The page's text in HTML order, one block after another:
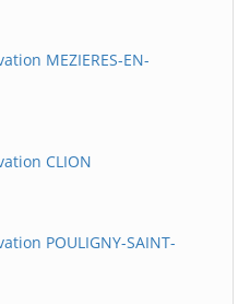
MEZIERES-EN-
CLION
POULIGNY-SAINT-